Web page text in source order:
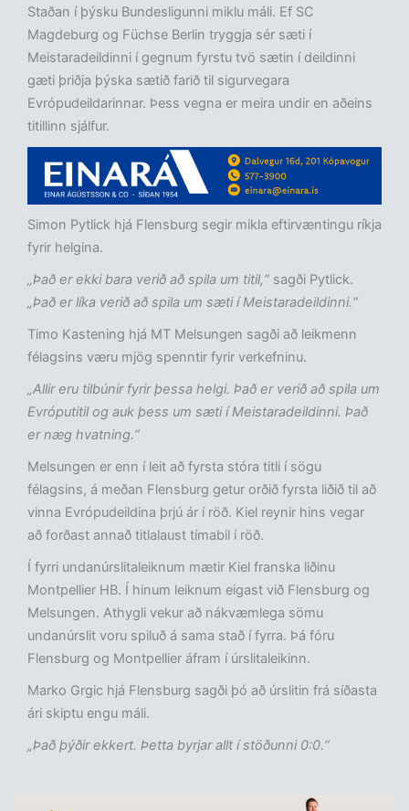
Staðan í þýsku Bundesligunni miklu máli. Ef SC
Magdeburg og Füchse Berlin tryggja sér sæti í
Meistaradeildinni í gegnum fyrstu tvö sætin í deildinni
gæti þriðja þýska sætið farið til sigurvegara
Evrópudeildarinnar. Þess vegna er meira undir en aðeins
titillinn sjálfur.
Simon Pytlick hjá Flensburg segir mikla eftirvæntingu ríkja
fyrir helgina.
„Það er ekki bara verið að spila um titil,“ sagði Pytlick.
„Það er líka verið að spila um sæti í Meistaradeildinni.“
Timo Kastening hjá MT Melsungen sagði að leikmenn
félagsins væru mjög spenntir fyrir verkefninu.
„Allir eru tilbúnir fyrir þessa helgi. Það er verið að spila um
Evróputitil og auk þess um sæti í Meistaradeildinni. Það
er næg hvatning.“
Melsungen er enn í leit að fyrsta stóra titli í sögu
félagsins, á meðan Flensburg getur orðið fyrsta liðið til að
vinna Evrópudeildina þrjú ár í röð. Kiel reynir hins vegar
að forðast annað titlalaust tímabil í röð.
Í fyrri undanúrslitaleiknum mætir Kiel franska liðinu
Montpellier HB. Í hinum leiknum eigast við Flensburg og
Melsungen. Athygli vekur að nákvæmlega sömu
undanúrslit voru spiluð á sama stað í fyrra. Þá fóru
Flensburg og Montpellier áfram í úrslitaleikinn.
Marko Grgic hjá Flensburg sagði þó að úrslitin frá síðasta
ári skiptu engu máli.
„Það þýðir ekkert. Þetta byrjar allt í stöðunni 0:0.“